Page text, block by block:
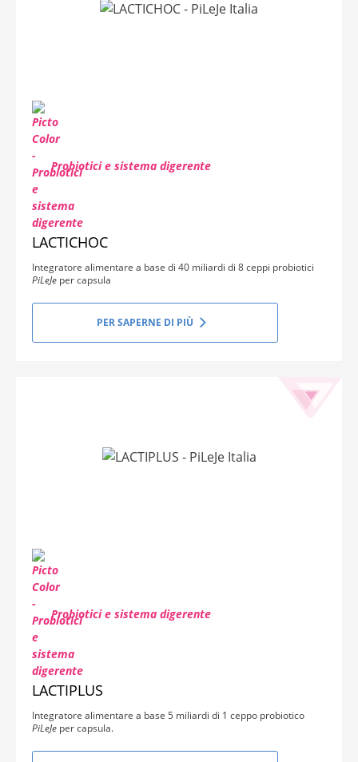
Probiotici e sistema digerente
LACTICHOC
Integratore alimentare a base di 40 miliardi di 8 ceppi probiotici
PiLeJe per capsula
PER SAPERNE DI PIÙ
Probiotici e sistema digerente
LACTIPLUS
Integratore alimentare a base 5 miliardi di 1 ceppo probiotico
PiLeJe per capsula.